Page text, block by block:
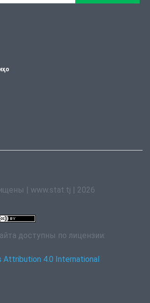
| www.stat.tj | 2026
доступны по лицензии:
Attribution 4.0 International